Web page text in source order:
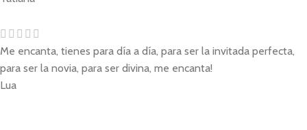
Me encanta, tienes para día a día, para ser la invitada perfecta,
para ser la novia, para ser divina, me encanta!
Lua